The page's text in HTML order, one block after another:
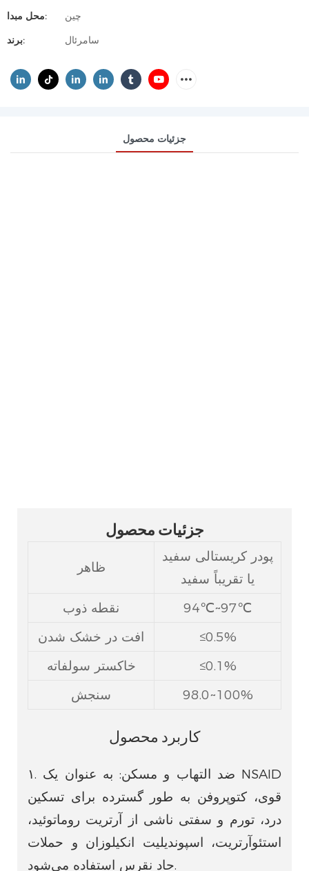
محل مبدا:
چین
برند:
سامرئال
جزئیات محصول
جزئیات محصول
ظاهر
پودر کریستالی سفید
یا تقریباً سفید
نقطه ذوب
94℃~97℃
افت در خشک شدن
≤0.5%
خاکستر سولفاته
≤0.1%
سنجش
98.0~100%
کاربرد محصول
۱. ضد التهاب و مسکن: به عنوان یک NSAID
قوی، کتوپروفن به طور گسترده برای تسکین
درد، تورم و سفتی ناشی از آرتریت روماتوئید،
استئوآرتریت، اسپوندیلیت انکیلوزان و حملات
حاد نقرس استفاده می‌شود.